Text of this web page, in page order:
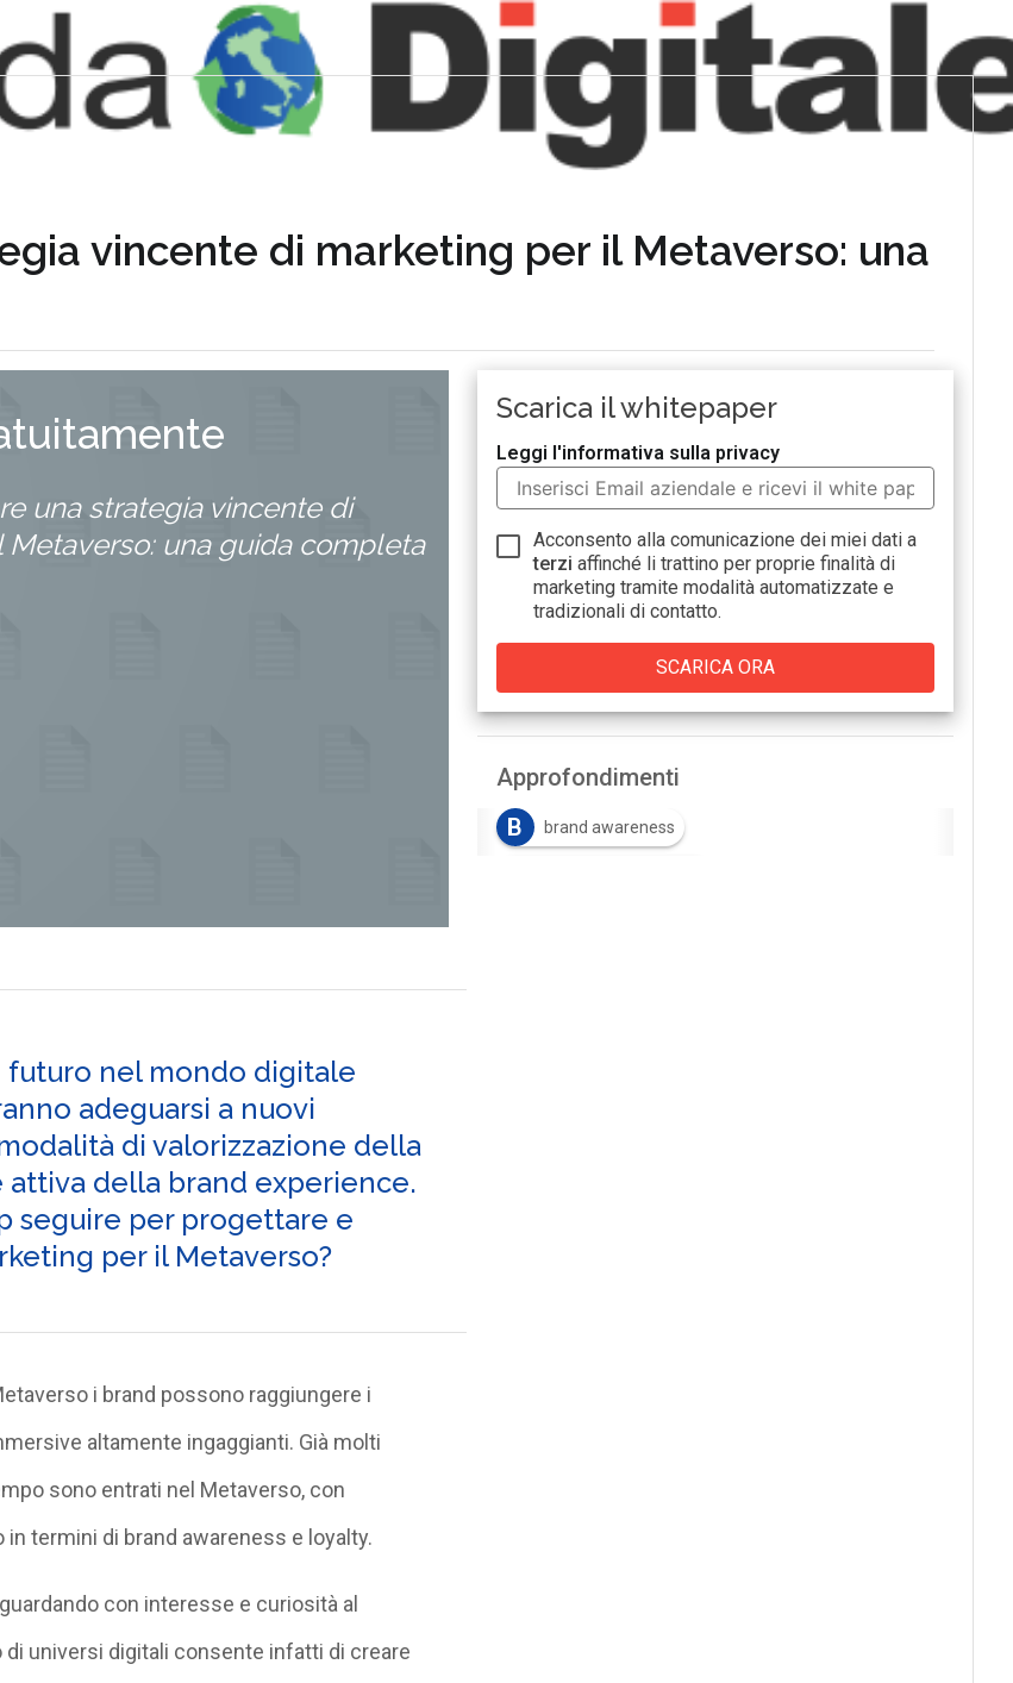
vincente di marketing per il Metaverso: una
una strategia vincente di
Metaverso: una guida completa
futuro nel mondo digitale
adeguarsi a nuovi
di valorizzazione della
della brand experience.
seguire per progettare e
per il Metaverso?
i brand possono raggiungere i
altamente ingaggianti. Già molti
sono entrati nel Metaverso, con
termini di brand awareness e loyalty.
con interesse e curiosità al
universi digitali consente infatti di creare
Scarica il whitepaper
Leggi l'informativa sulla privacy
Acconsento alla comunicazione dei miei dati a
terzi affinché li trattino per proprie finalità di
marketing tramite modalità automatizzate e
tradizionali di contatto.
Approfondimenti
B
brand awareness